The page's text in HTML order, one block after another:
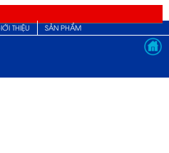
THIỆU SẢN PHẨM